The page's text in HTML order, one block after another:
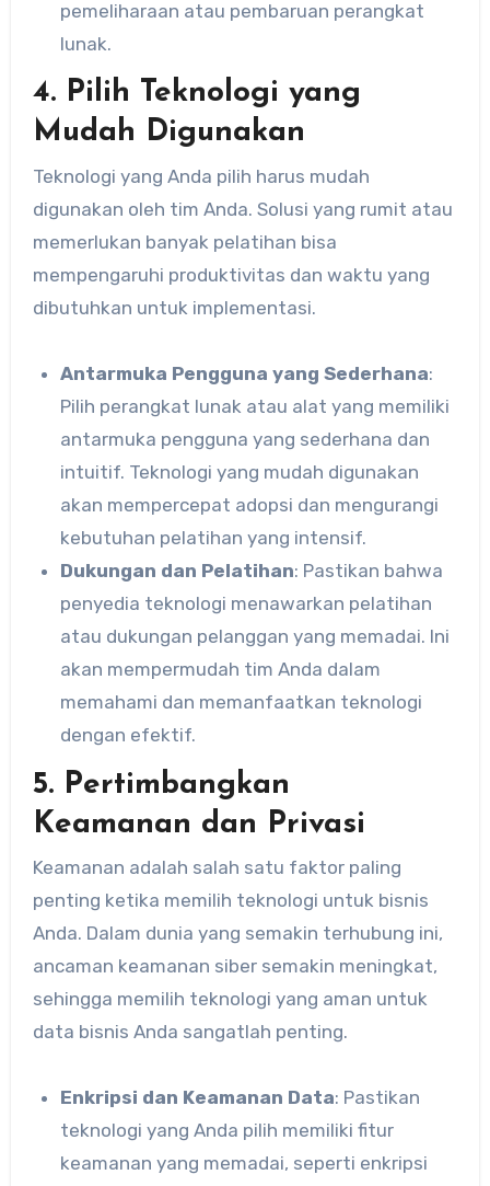
pemeliharaan atau pembaruan perangkat
lunak.
4. Pilih Teknologi yang
Mudah Digunakan
Teknologi yang Anda pilih harus mudah
digunakan oleh tim Anda. Solusi yang rumit atau
memerlukan banyak pelatihan bisa
mempengaruhi produktivitas dan waktu yang
dibutuhkan untuk implementasi.
Antarmuka Pengguna yang Sederhana:
Pilih perangkat lunak atau alat yang memiliki
antarmuka pengguna yang sederhana dan
intuitif. Teknologi yang mudah digunakan
akan mempercepat adopsi dan mengurangi
kebutuhan pelatihan yang intensif.
Dukungan dan Pelatihan: Pastikan bahwa
penyedia teknologi menawarkan pelatihan
atau dukungan pelanggan yang memadai. Ini
akan mempermudah tim Anda dalam
memahami dan memanfaatkan teknologi
dengan efektif.
5. Pertimbangkan
Keamanan dan Privasi
Keamanan adalah salah satu faktor paling
penting ketika memilih teknologi untuk bisnis
Anda. Dalam dunia yang semakin terhubung ini,
ancaman keamanan siber semakin meningkat,
sehingga memilih teknologi yang aman untuk
data bisnis Anda sangatlah penting.
Enkripsi dan Keamanan Data: Pastikan
teknologi yang Anda pilih memiliki fitur
keamanan yang memadai, seperti enkripsi